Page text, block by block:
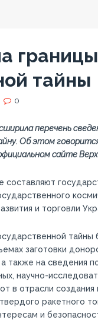
границы
тайны
0
перечень
Об этом
сайте
составляют
и торговли
тайны
заготовки
также на сведения
научно-
в отрасли
ракетного
и